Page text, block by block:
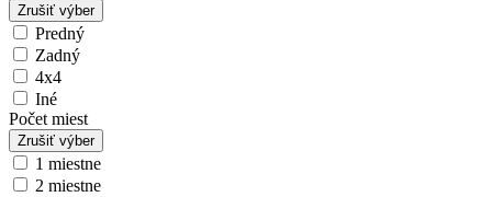
Zrušiť výber
Predný
Zadný
4x4
Iné
Počet miest
Zrušiť výber
1 miestne
2 miestne